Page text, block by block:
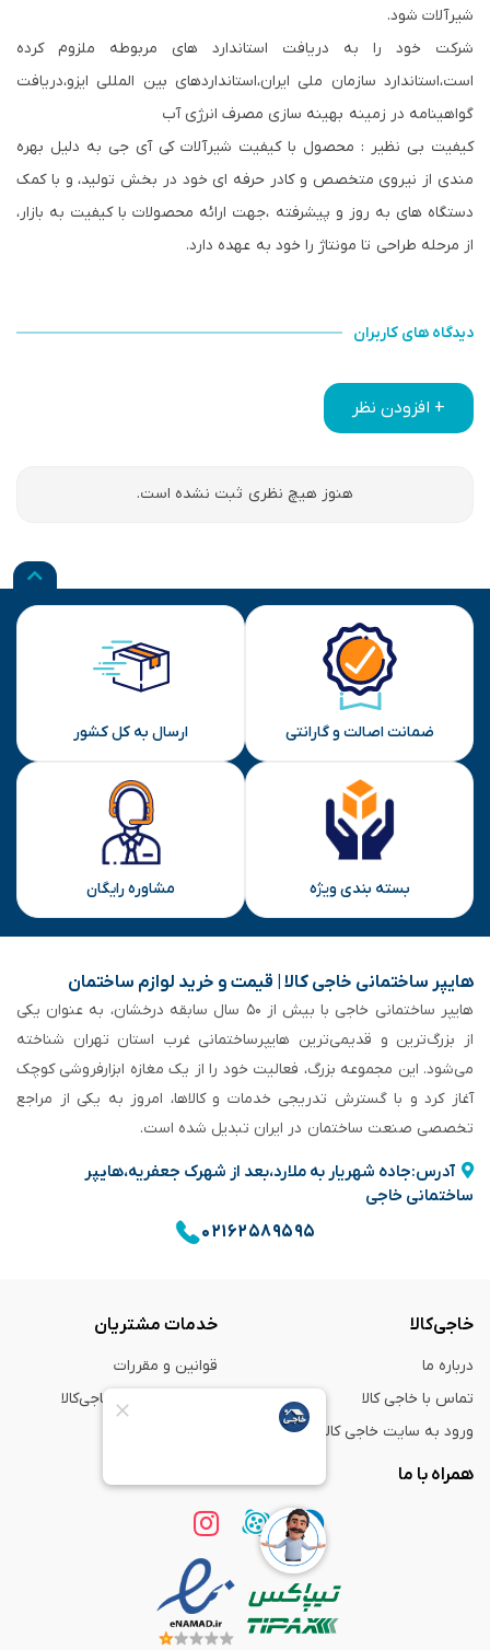
شیرآلات شود.
شرکت خود را به دریافت استاندارد های مربوطه ملزوم کرده
است،استاندارد سازمان ملی ایران،استانداردهای بین المللی ایزو،دریافت
گواهینامه در زمینه بهینه سازی مصرف انرژی آب
کیفیت بی نظیر : محصول با کیفیت شیرآلات کی آی جی به دلیل بهره
مندی از نیروی متخصص و کادر حرفه ای خود در بخش تولید، و با کمک
دستگاه های به روز و پیشرفته ،جهت ارائه محصولات با کیفیت به بازار،
از مرحله طراحی تا مونتاژ را خود به عهده دارد.
دیدگاه های کاربران
+ افزودن نظر
هنوز هیچ نظری ثبت نشده است.
ضمانت اصالت و گارانتی ارسال به کل کشور
بسته بندی ویژه مشاوره رایگان
هایپر ساختمانی خاجی‌ کالا | قیمت و خرید لوازم ساختمان
هایپر ساختمانی خاجی‌ با بیش از ۵۰ سال سابقه‌ درخشان، به عنوان یکی
از بزرگ‌ترین و قدیمی‌ترین هایپرساختمانی‌ غرب استان تهران شناخته
می‌شود. این مجموعه بزرگ، فعالیت خود را از یک مغازه ابزارفروشی کوچک
آغاز کرد و با گسترش تدریجی خدمات و کالاها، امروز به یکی از مراجع
تخصصی صنعت ساختمان در ایران تبدیل شده است.
آدرس:جاده شهریار به ملارد،بعد از شهرک جعفریه،هایپر
ساختمانی خاجی
۰۲۱۶۲۵۸۹۵۹۵
خاجی‌کالا
درباره ما
تماس با خاجی کالا
ورود به سایت خاجی‌ کالا
خدمات مشتریان
قوانین و مقررات
راهنمای خرید از خاجی‌کالا
همراه با ما